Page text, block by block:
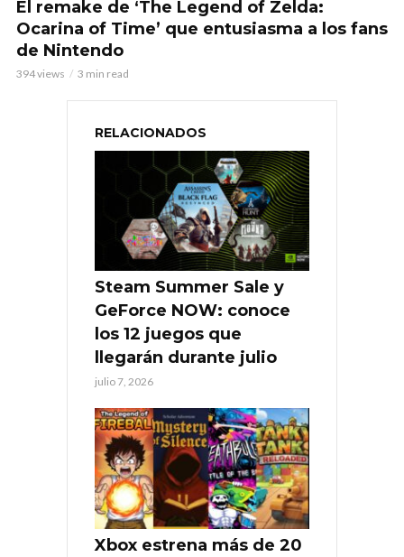
El remake de ‘The Legend of Zelda:
Ocarina of Time’ que entusiasma a los fans
de Nintendo
394 views 3 min read
RELACIONADOS
Steam Summer Sale y
GeForce NOW: conoce
los 12 juegos que
llegarán durante julio
julio 7, 2026
Xbox estrena más de 20